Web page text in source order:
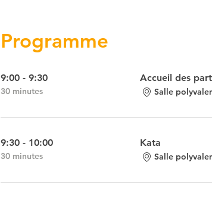
Programme
9:00 - 9:30
30 minutes
Accueil des
Salle
9:30 - 10:00
30 minutes
Kata
Salle